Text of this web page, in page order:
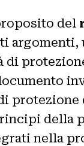
del
di
della
nella